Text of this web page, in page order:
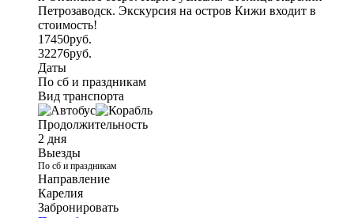
Петрозаводск. Экскурсия на остров Кижи входит в
стоимость!
17450руб.
32276руб.
Даты
По сб и праздникам
Вид транспорта
Продолжительность
2 дня
Выезды
По сб и праздникам
Направление
Карелия
Забронировать